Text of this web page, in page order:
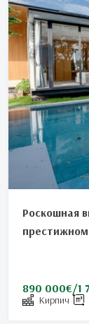
Роскошная
890 000€/1
Кирпич